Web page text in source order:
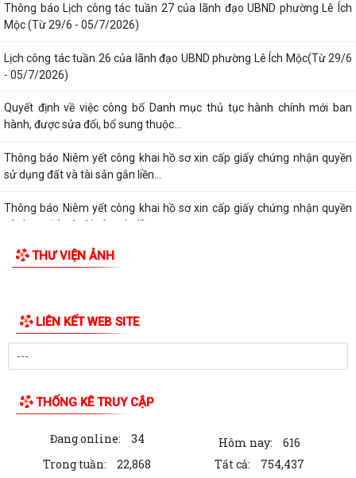
Thông báo Lịch công tác tuần 27 của lãnh đạo UBND phường Lê Ích
Mộc (Từ 29/6 - 05/7/2026)
Lịch công tác tuần 26 của lãnh đạo UBND phường Lê Ích Mộc(Từ 29/6
- 05/7/2026)
Quyết định về việc công bố Danh mục thủ tục hành chính mới ban
hành, được sửa đổi, bổ sung thuộc...
Thông báo Niêm yết công khai hồ sơ xin cấp giấy chứng nhận quyền
sử dụng đất và tài sản gắn liền...
Thông báo Niêm yết công khai hồ sơ xin cấp giấy chứng nhận quyền
sử dụng đất và tài sản gắn liền...
Quyết định về việc công bố Danh mục thủ tục hành chính mới ban
sử dụng đất và tài sản gắn liền...
Thông báo niêm yết công khai hồ sơ xin cấp giấy chứng nhận quyền
sử dụng đất và tài sản gắn liền...
Thông báo niêm yết công khai hồ sơ xin cấp giấy chứng nhận quyền
Thông báo niêm yết công khai hồ sơ xin cấp giấy chứng nhận quyền
sử dụng đất và tài sản gắn liền...
THƯ VIỆN ẢNH